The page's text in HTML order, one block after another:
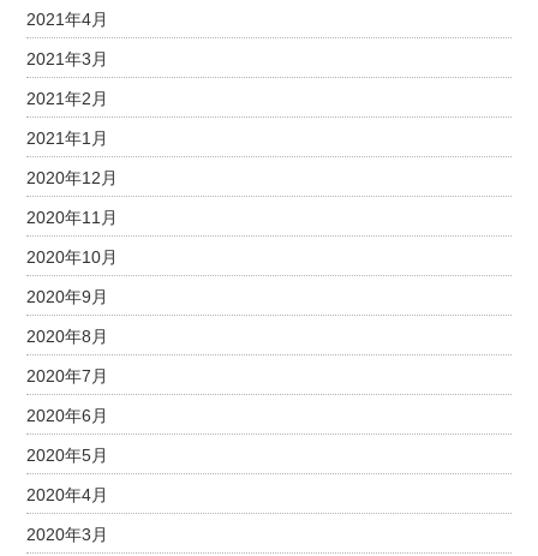
2021年4月
2021年3月
2021年2月
2021年1月
2020年12月
2020年11月
2020年10月
2020年9月
2020年8月
2020年7月
2020年6月
2020年5月
2020年4月
2020年3月